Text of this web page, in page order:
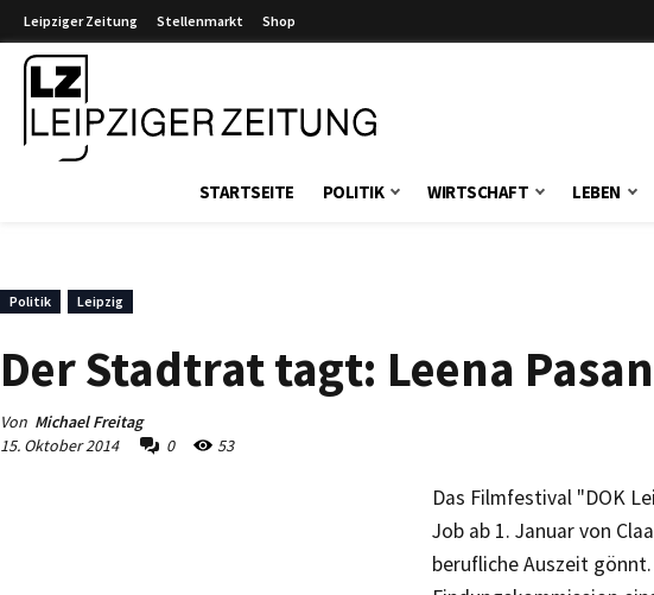
Leipziger Zeitung Stellenmarkt Shop
STARTSEITE POLITIK WIRTSCHAFT LEBEN
Politik Leipzig
Der Stadtrat tagt: Leena
Von Michael Freitag
15. Oktober 2014
0 53
Das Filmfestival "DOK
Job ab 1. Januar von
berufliche Auszeit